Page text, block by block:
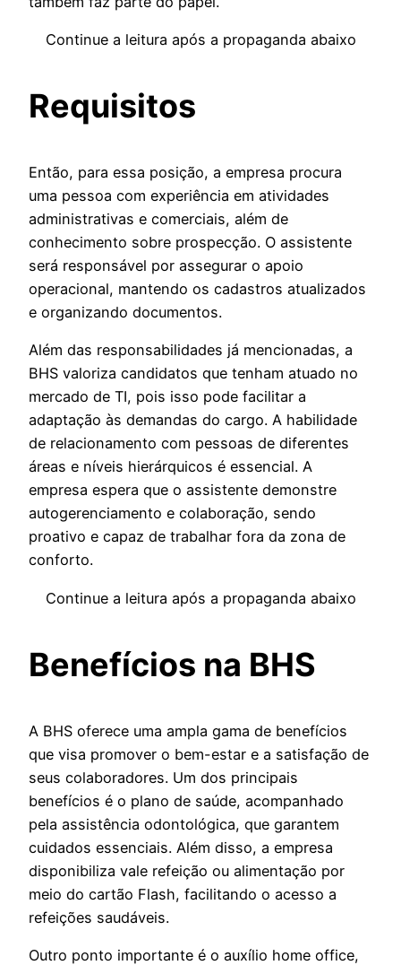
Continue a leitura após a propaganda abaixo
Requisitos
Então, para essa posição, a empresa procura
uma pessoa com experiência em atividades
administrativas e comerciais, além de
conhecimento sobre prospecção. O assistente
será responsável por assegurar o apoio
operacional, mantendo os cadastros atualizados
e organizando documentos.
Além das responsabilidades já mencionadas, a
BHS valoriza candidatos que tenham atuado no
mercado de TI, pois isso pode facilitar a
adaptação às demandas do cargo. A habilidade
de relacionamento com pessoas de diferentes
áreas e níveis hierárquicos é essencial. A
empresa espera que o assistente demonstre
autogerenciamento e colaboração, sendo
proativo e capaz de trabalhar fora da zona de
conforto.
Continue a leitura após a propaganda abaixo
Benefícios na BHS
A BHS oferece uma ampla gama de benefícios
que visa promover o bem-estar e a satisfação de
seus colaboradores. Um dos principais
benefícios é o plano de saúde, acompanhado
pela assistência odontológica, que garantem
cuidados essenciais. Além disso, a empresa
disponibiliza vale refeição ou alimentação por
meio do cartão Flash, facilitando o acesso a
refeições saudáveis.
Outro ponto importante é o auxílio home office,